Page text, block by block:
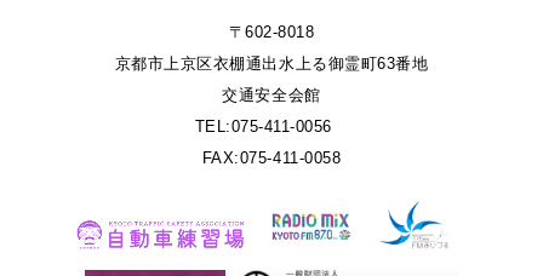
〒602-8018
京都市上京区衣棚通出水上る御霊町63番地
交通安全会館
TEL:075-411-0056
FAX:075-411-0058